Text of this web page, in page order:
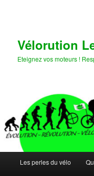
Vélorution
Eteignez vos moteurs !
principal
Les perles du vélo